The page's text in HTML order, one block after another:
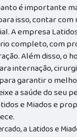
é importante
isso, contar com
A empresa
completo, com
Além disso, o
internação,
garantir o
a saúde do seu
e Miados e
a Latidos e